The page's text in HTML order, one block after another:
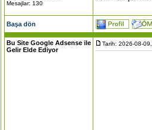
Mesajlar: 130
Başa dön
Bu Site Google Adsense ile
Gelir Elde Ediyor
Tarih: 2026-08-